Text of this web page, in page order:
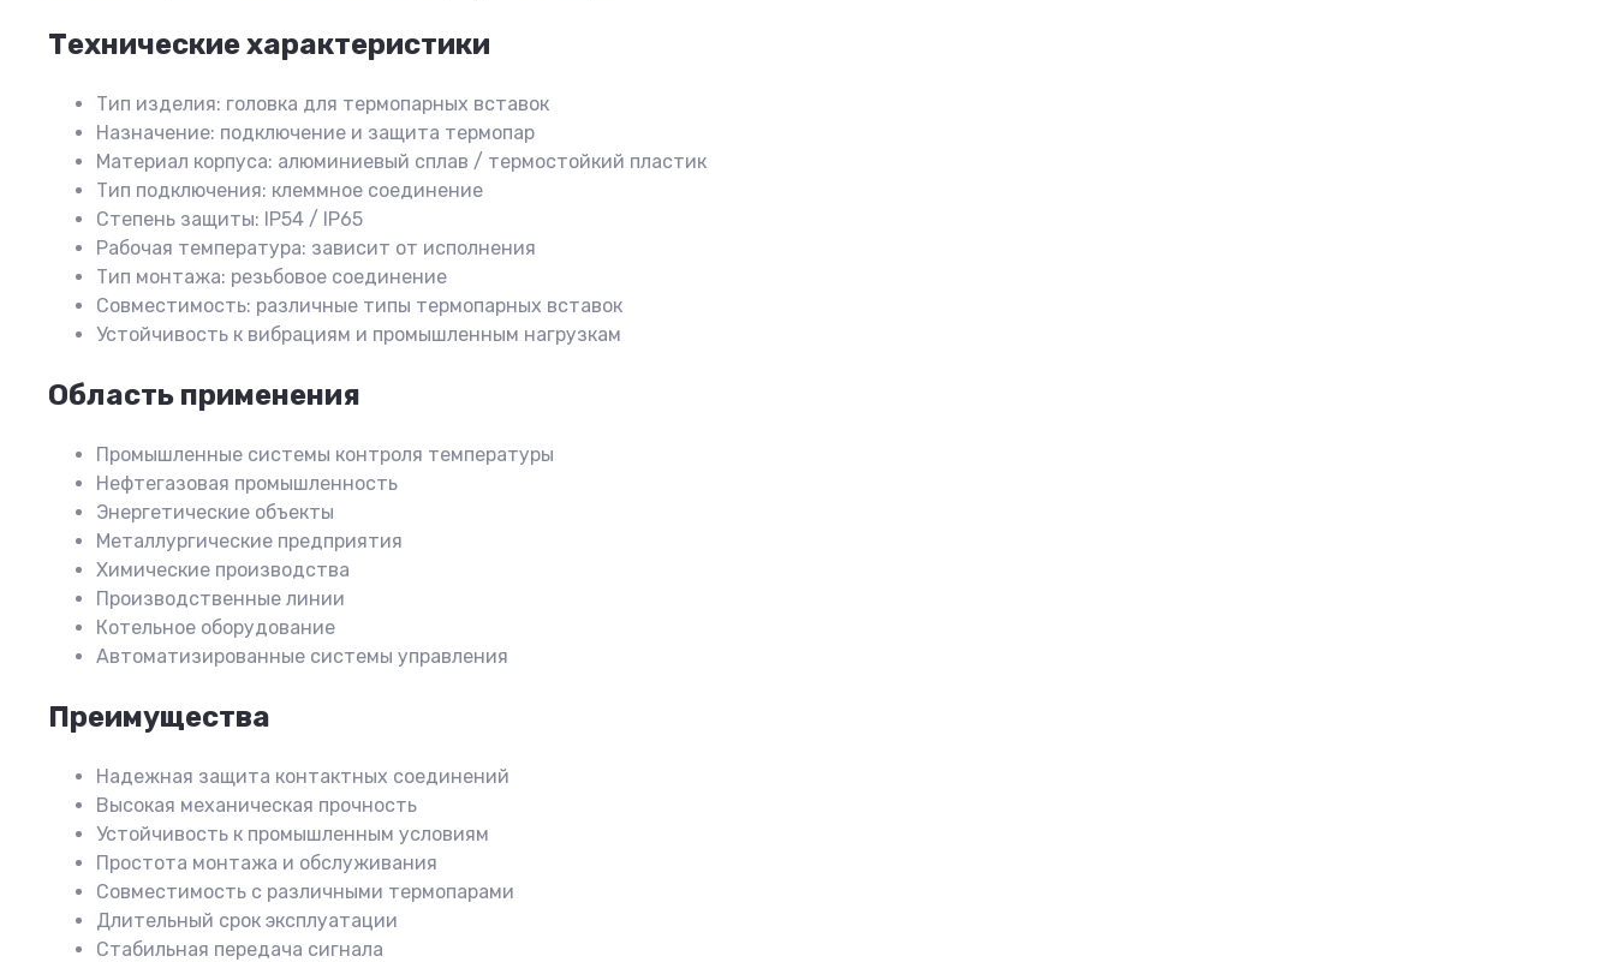
Технические характеристики
Тип изделия: головка для термопарных вставок
Назначение: подключение и защита термопар
Материал корпуса: алюминиевый сплав / термостойкий пластик
Тип подключения: клеммное соединение
Степень защиты: IP54 / IP65
Рабочая температура: зависит от исполнения
Тип монтажа: резьбовое соединение
Совместимость: различные типы термопарных вставок
Устойчивость к вибрациям и промышленным нагрузкам
Область применения
Промышленные системы контроля температуры
Нефтегазовая промышленность
Энергетические объекты
Металлургические предприятия
Химические производства
Производственные линии
Котельное оборудование
Автоматизированные системы управления
Преимущества
Надежная защита контактных соединений
Высокая механическая прочность
Устойчивость к промышленным условиям
Простота монтажа и обслуживания
Совместимость с различными термопарами
Длительный срок эксплуатации
Стабильная передача сигнала